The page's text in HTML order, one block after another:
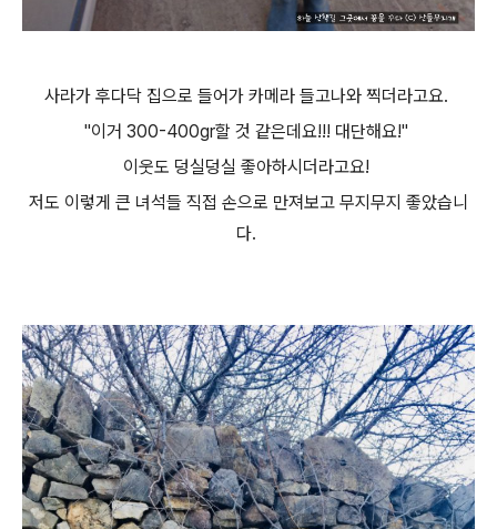
사라가 후다닥 집으로 들어가 카메라 들고나와 찍더라고요.
"이거 300-400gr할 것 같은데요!!! 대단해요!"
이웃도 덩실덩실 좋아하시더라고요!
저도 이렇게 큰 녀석들 직접 손으로 만져보고 무지무지 좋았습니
다.